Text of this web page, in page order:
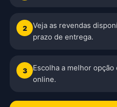
2
Veja as revendas
prazo de entrega.
3
Escolha a melhor opção
online.